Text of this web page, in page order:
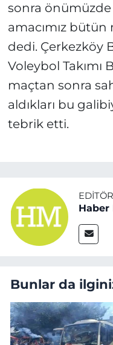
sonra
amacımız
dedi. Çerkezköy
Voleybol Takımı
maçtan sonra
aldıkları bu
tebrik etti.
Haber
Bunlar da